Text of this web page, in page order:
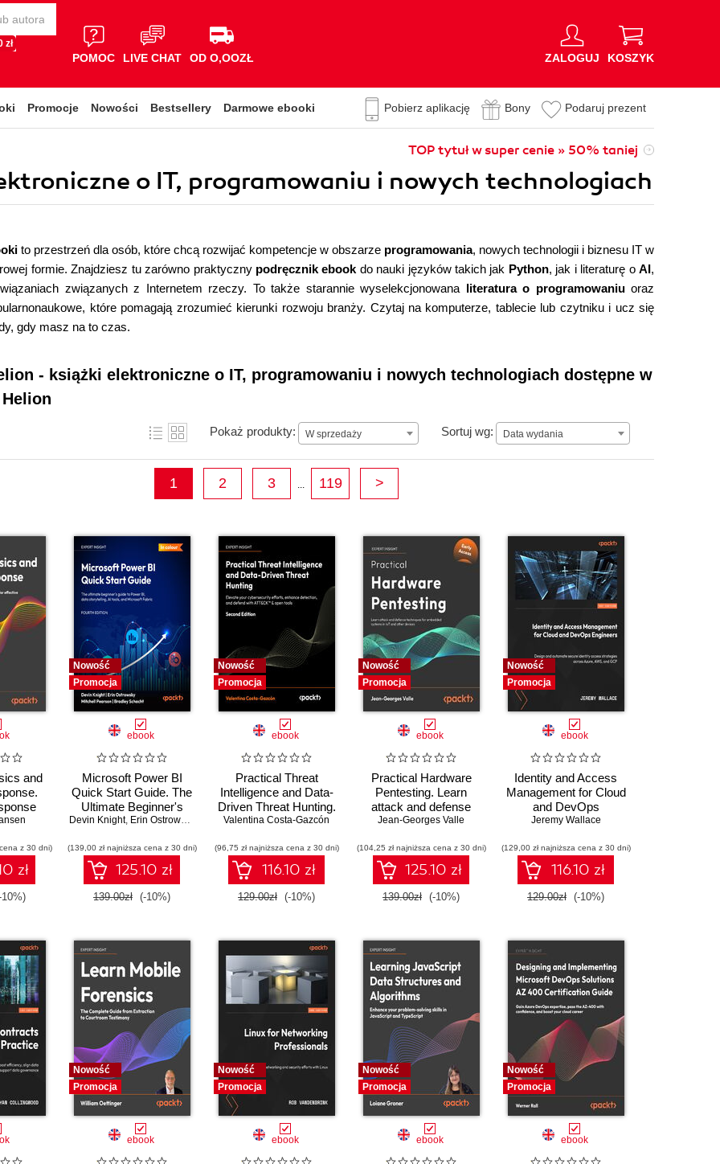
zł
POMOC LIVE CHAT OD O,OOZŁ ZALOGUJ KOSZYK
Promocje Nowości Bestsellery Darmowe ebooki Pobierz aplikację Bony Podaruj prezent
TOP tytuł w super cenie » 50% taniej
o IT, programowaniu i nowych technologiach
to przestrzeń dla osób, które chcą rozwijać kompetencje w obszarze programowania, nowych technologii i biznesu IT w
formie. Znajdziesz tu zarówno praktyczny podręcznik ebook do nauki języków takich jak Python, jak i literaturę oAI,
związanych z Internetem rzeczy. To także starannie wyselekcjonowana literatura o programowaniuoraz
które pomagają zrozumieć kierunki rozwoju branży. Czytaj na komputerze, tablecie lub czytniku i ucz się
gdy masz na to czas.
- książki elektroniczne o IT, programowaniu i nowych technologiach dostępne w
Pokaż produkty: W sprzedaży Sortuj wg: Data wydania
Data wydania
1 2 3 ... 119 >
and
for
z 30 dni)
zł
10%)
Nowość
Promocja
ebook
Microsoft Power BI
Quick Start Guide. The
Ultimate Beginner's
Guide to Power BI,
Tools, and Microsoft
Fabric - Fourth Edition
Devin Knight, Erin Ostrowsky Mitchell Pearson,Bradley Schacht
(139,00 zł najniższa cena z 30 dni)
125.10 zł
139.00zł (-10%)
Nowość
Promocja
ebook
Practical Threat
Intelligence and Data-
Driven Threat Hunting.
Elevate your
enhance detection, and
defend with ATT&CK™
& open tools - Second
Edition
Valentina Costa-Gazcón
(96,75 zł najniższa cena z 30 dni)
116.10 zł
129.00zł (-10%)
Nowość
Promocja
ebook
Practical Hardware
Pentesting. Learn
attack and defense
techniques for
IoT and other devices -
Second Edition
Jean-Georges Valle
(104,25 zł najniższa cena z 30 dni)
125.10 zł
139.00zł (-10%)
Nowość
Promocja
ebook
Identity and Access
Management for Cloud
and DevOps
Engineers. Design and
identity access
strategies across
Azure, AWS, and GCP
Jeremy Wallace
(129,00 zł najniższa cena z 30 dni)
116.10 zł
129.00zł (-10%)
Nowość
Promocja
ebook
Nowość
Promocja
ebook
Nowość
Promocja
ebook
Nowość
Promocja
ebook